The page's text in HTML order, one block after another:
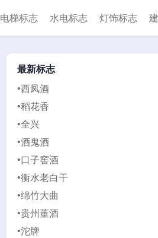
电梯标志 水电标志 灯饰标志
最新标志
•西凤酒
•稻花香
•全兴
•酒鬼酒
•口子窖酒
•衡水老白干
•绵竹大曲
•贵州董酒
•沱牌